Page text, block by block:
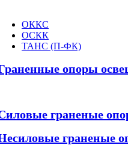
ОККС
ОСКК
ТАНС (П-ФК)
опоры
граненые
граненые